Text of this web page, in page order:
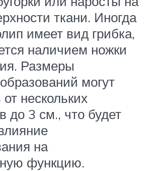
ткани. Иногда
имеет вид грибка,
наличием ножки
Размеры
могут
нескольких
до 3 см., что будет
на
функцию.